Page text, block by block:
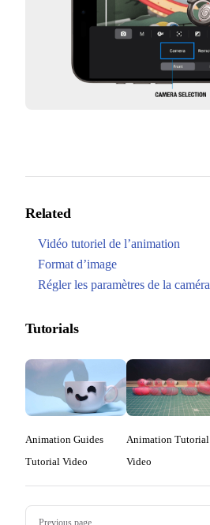
Related
Vidéo tutoriel de l’animation
Format d’image
Régler les paramètres de la caméra
Tutorials
Animation Guides
Tutorial Video
Animation Tutorial
Video
Pager
Previous page